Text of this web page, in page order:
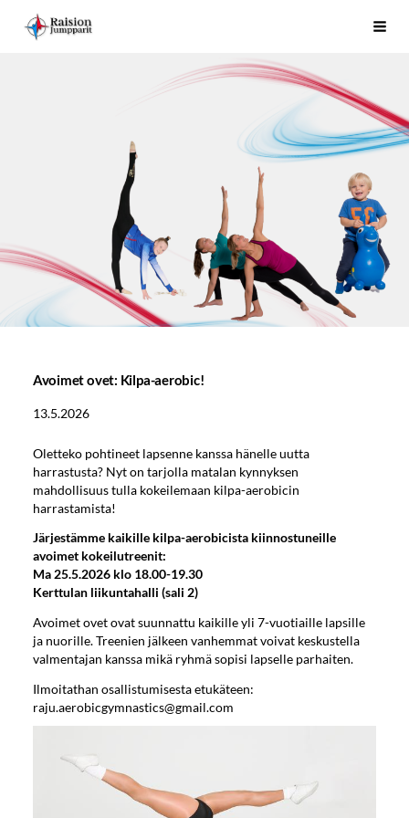
Siirry
sivun
Raision Jumpparit - Koko perheen liikuttaja Raisiossa
Avoimet ovet: Kilpa-aerobic!
13.5.2026
Oletteko pohtineet lapsenne kanssa hänelle uutta
harrastusta? Nyt on tarjolla matalan kynnyksen
mahdollisuus tulla kokeilemaan kilpa-aerobicin
harrastamista!
Järjestämme kaikille kilpa-aerobicista kiinnostuneille
avoimet kokeilutreenit:
Ma 25.5.2026 klo 18.00-19.30
Kerttulan liikuntahalli (sali 2)
Avoimet ovet ovat suunnattu kaikille yli 7-vuotiaille lapsille
ja nuorille. Treenien jälkeen vanhemmat voivat keskustella
valmentajan kanssa mikä ryhmä sopisi lapselle parhaiten.
Ilmoitathan osallistumisesta etukäteen:
raju.aerobicgymnastics@gmail.com